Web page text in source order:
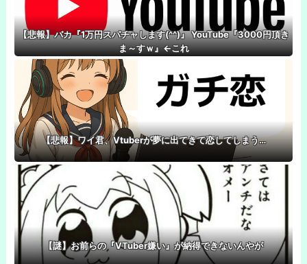
【悲報】バカ『1万円スパチャします(^^)』 YouTube『3000円頂き
ま～すｗ』←これ
【悲報】ワイ君、Vtuberが夢に出てきて恋してしまう…
【謎】お前らの『VTuber嫌い』が納得できないんやが